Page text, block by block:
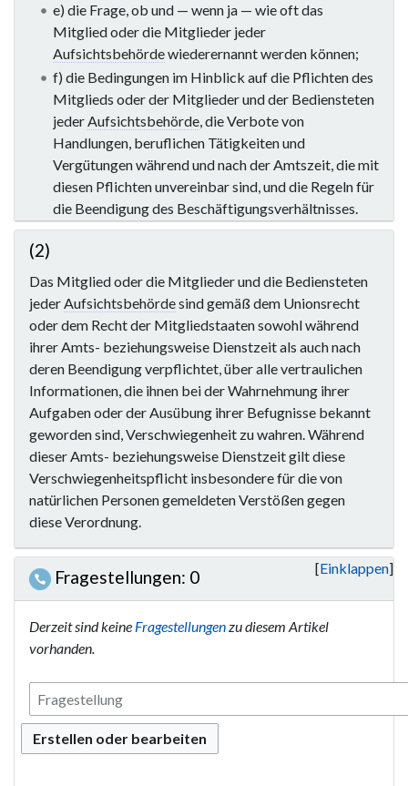
e) die Frage, ob und — wenn ja — wie oft das
Mitglied oder die Mitglieder jeder
Aufsichtsbehördewiederernannt werden können;
f) die Bedingungen im Hinblick auf die Pflichten des
Mitglieds oder der Mitglieder und der Bediensteten
jeder Aufsichtsbehörde, die Verbote von
Handlungen, beruflichen Tätigkeiten und
Vergütungen während und nach der Amtszeit, die mit
diesen Pflichten unvereinbar sind, und die Regeln für
die Beendigung des Beschäftigungsverhältnisses.
(2)
Das Mitglied oder die Mitglieder und die Bediensteten
jederAufsichtsbehördesind gemäß dem Unionsrecht
oder dem Recht der Mitgliedstaaten sowohl während
ihrer Amts- beziehungsweise Dienstzeit als auch nach
deren Beendigung verpflichtet, über alle vertraulichen
Informationen, die ihnen bei der Wahrnehmung ihrer
Aufgaben oder der Ausübung ihrer Befugnisse bekannt
geworden sind, Verschwiegenheit zu wahren. Während
dieser Amts- beziehungsweise Dienstzeit gilt diese
Verschwiegenheitspflicht insbesondere für die von
natürlichen Personen gemeldeten Verstößen gegen
diese Verordnung.
Einklappen
Fragestellungen: 0
Derzeit sind keine Fragestellungenzu diesem Artikel
vorhanden.
Erstellen oder bearbeiten